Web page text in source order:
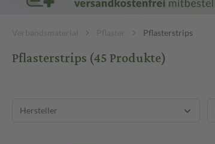
Verbandsmaterial Pflaster Pflasterstrips
Pflasterstrips(45 Produkte)
Hersteller